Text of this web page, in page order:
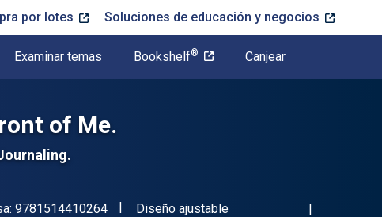
por lotes Soluciones de educación y negocios
Examinar temas Bookshelf® Canjear
of Me.
9781514410264"ISBN-13 9781514410264"
Formato
Diseño ajustable